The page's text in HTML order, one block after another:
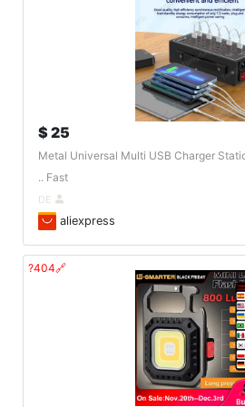
25 $
Metal Universal Multi USB Charger
Fast ..
aliexpress
🔗404?